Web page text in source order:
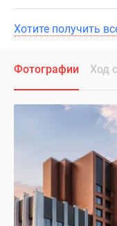
Хотите получить
Фотографии Ход